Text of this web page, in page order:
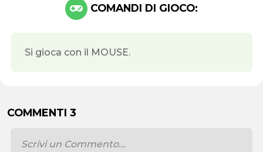
COMANDI DI GIOCO:
Si gioca con il MOUSE.
COMMENTI 3